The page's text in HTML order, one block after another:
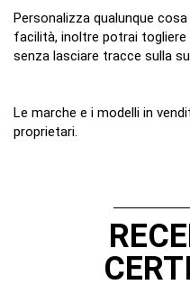
Personalizza qualunque
facilità, inoltre potrai togliere
senza lasciare tracce sulla
Le marche e i modelli in
proprietari.